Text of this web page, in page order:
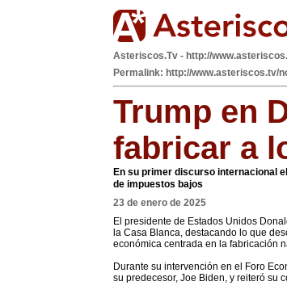
Asteriscos.Tv - http://
Permalink: http://www.asteriscos.tv/
Trump en
fabricar a
En su primer discurso internacional
de impuestos bajos
23 de enero de 2025
El presidente de Estados Unidos
la Casa Blanca, destacando lo que
económica centrada en la fabricación
Durante su intervención en el Foro
su predecesor, Joe Biden, y reiteró su